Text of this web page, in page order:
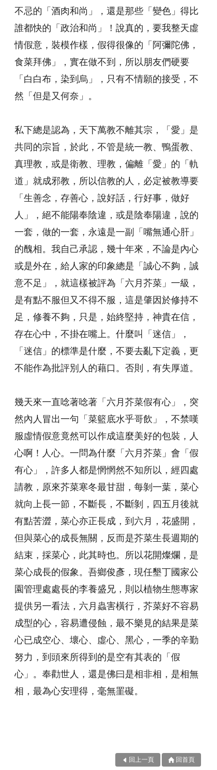
不忌的「酒肉和尚」，還是那些「變色」得比
誰都快的「政治和尚」！說真的，要我整天虛
情假意，裝模作樣，假得很像的「阿彌陀佛，
食菜拜佛」，實在做不到，所以朋友們硬要
「白白布，染到烏」，只有不情願的接受，不
然「但是又何奈」。
私下總是認為，天下萬教不離其宗，「愛」是
共同的宗旨，於此，不管是統一教、鴨蛋教、
真理教，或是衛教、理教，偏離「愛」的「軌
道」就成邪教，所以信教的人，必定被教導要
「生善念，存善心，說好話，行好事，做好
人」，絕不能陽奉陰違，或是陰奉陽違，說的
一套，做的一套，永遠是一副「嘴無通心肝」
的醜相。我自己承認，幾十年來，不論是內心
或是外在，給人家的印象總是「誠心不夠，誠
意不足」，就這樣被評為「六月芥菜」一級，
是有點不服但又不得不服，這是肇因於修持不
足，修養不夠，只是，始終堅持，神貴在信，
存在心中，不掛在嘴上。什麼叫「迷信」，
「迷信」的標準是什麼，不要去亂下定義，更
不能作為批評別人的藉口。否則，有失厚道。
幾天來一直唸著唸著「六月芥菜假有心」，突
然內人冒出一句「菜籃底水乎哥飲」，不禁嘆
服虛情假意竟然可以作成這麼美好的包裝，人
心啊！人心。一問為什麼「六月芥菜」會「假
有心」，許多人都是惘惘然不知所以，經四處
請教，原來芥菜寒冬最甘甜，每剝一葉，菜心
就向上長一節，不斷長，不斷剝，四五月後就
有點苦澀，菜心亦正長成，到六月，花盛開，
但與菜心的成長無關，反而是芥菜生長週期的
結束，採菜心，此其時也。所以花開燦爛，是
菜心成長的假象。吾鄉俊彥，現任墾丁國家公
園管理處處長的李養盛兄，則以植物生態專家
提供另一看法，六月蟲害橫行，芥菜好不容易
成型的心，容易遭侵蝕，最不樂見的結果是菜
心已成空心、壞心、虛心、黑心，一季的辛勤
努力，到頭來所得到的是空有其表的「假
心」。奉勸世人，還是佛曰是相非相，是相無
相，最為心安理得，毫無罣礙。
回上一頁 回首頁